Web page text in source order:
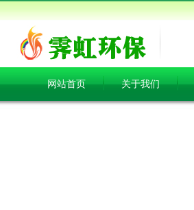
网站首页 关于我们